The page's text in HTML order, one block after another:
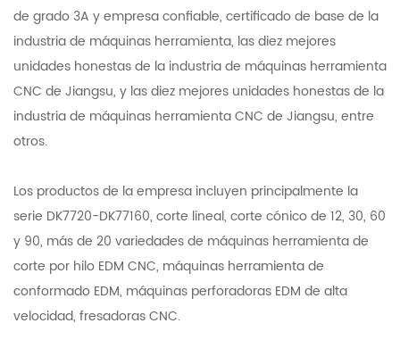
de grado 3A y empresa confiable, certificado de base de la
industria de máquinas herramienta, las diez mejores
unidades honestas de la industria de máquinas herramienta
CNC de Jiangsu, y las diez mejores unidades honestas de la
industria de máquinas herramienta CNC de Jiangsu, entre
otros.
Los productos de la empresa incluyen principalmente la
serie DK7720-DK77160, corte lineal, corte cónico de 12, 30, 60
y 90, más de 20 variedades de máquinas herramienta de
corte por hilo EDM CNC, máquinas herramienta de
conformado EDM, máquinas perforadoras EDM de alta
velocidad, fresadoras CNC.